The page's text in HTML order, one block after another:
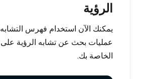
الرؤية
عمليات بحث عن تشابه الرؤية على
الخاصة بك.